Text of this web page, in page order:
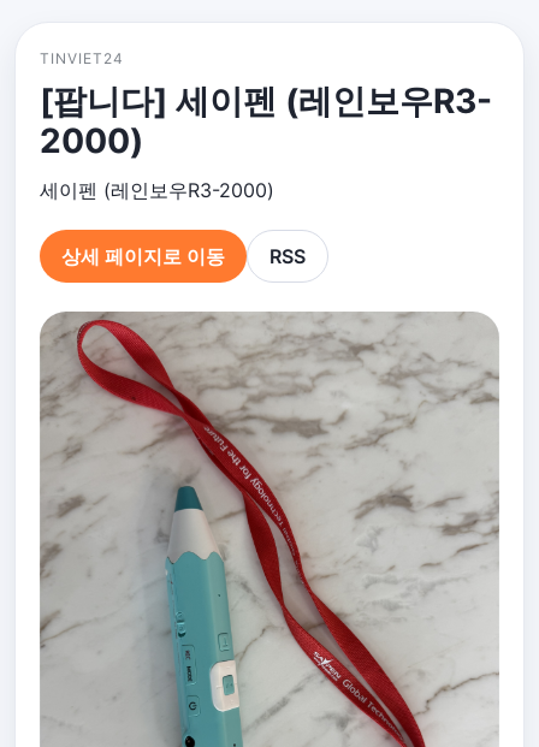
TINVIET24
[팝니다] 세이펜 (레인보우R3-
2000)
세이펜 (레인보우R3-2000)
상세 페이지로 이동 RSS